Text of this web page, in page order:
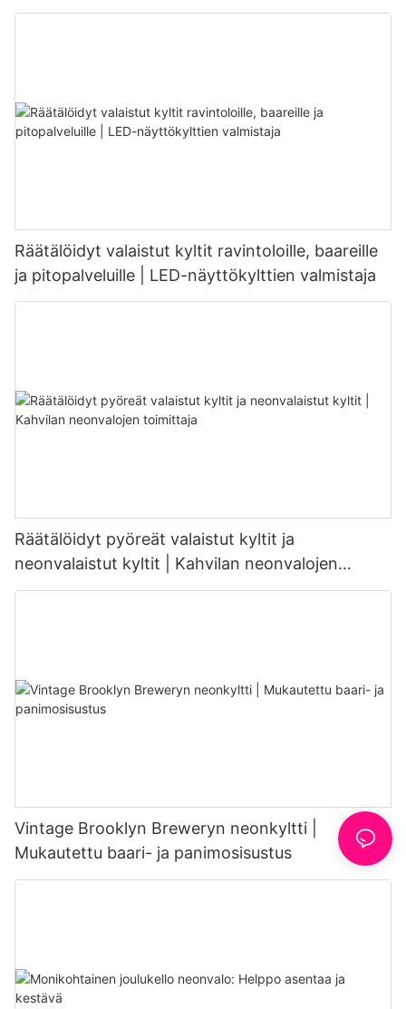
Räätälöidyt valaistut kyltit ravintoloille, baareille
ja pitopalveluille | LED-näyttökylttien valmistaja
Räätälöidyt pyöreät valaistut kyltit ja
neonvalaistut kyltit | Kahvilan neonvalojen
toimittaja
Vintage Brooklyn Breweryn neonkyltti |
Mukautettu baari- ja panimosisustus